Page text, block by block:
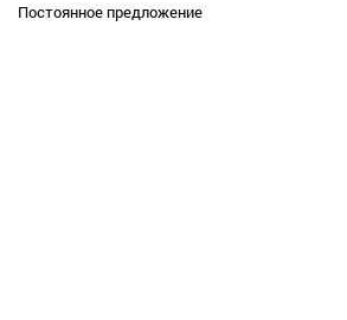
Постоянное предложение